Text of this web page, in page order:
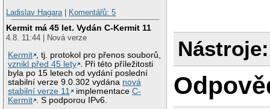
Ladislav Hagara | Komentářů: 5
Kermit má 45 let. Vydán C-Kermit 11
4.8. 11:44 | Nová verze
Kermit , tj. protokol pro přenos souborů,
vznikl před 45 lety . Při této příležitosti
byla po 15 letech od vydání poslední
stabilní verze 9.0.302 vydána nová
stabilní verze 11
implementaceC-
Kermit . S podporou IPv6.
Nástroje: